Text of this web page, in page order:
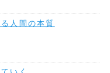
人間の本質